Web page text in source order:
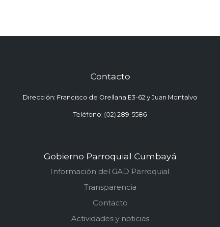
Contacto
Dirección: Francisco de Orellana E3-62 y Juan Montalvo
Teléfono: (02) 289-5586
Gobierno Parroquial Cumbayá
Información del GAD Parroquial
Transparencia
Contacto
Actividades y noticias